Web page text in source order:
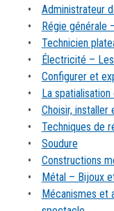
Administrateur
Régie générale
Technicien
Électricité –
Configurer et
La spatialisation
Choisir,
Techniques de
Soudure
Constructions
Métal – Bijoux
Mécanismes et